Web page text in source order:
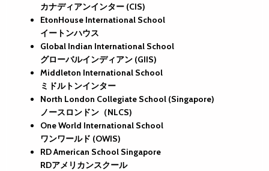
カナディアンインター (CIS)
EtonHouse International School
イートンハウス
Global Indian International School
グローバルインディアン (GIIS)
Middleton International School
ミドルトンインター
North London Collegiate School (Singapore)
ノースロンドン（NLCS)
One World International School
ワンワールド (OWIS)
RD American School Singapore
RDアメリカンスクール